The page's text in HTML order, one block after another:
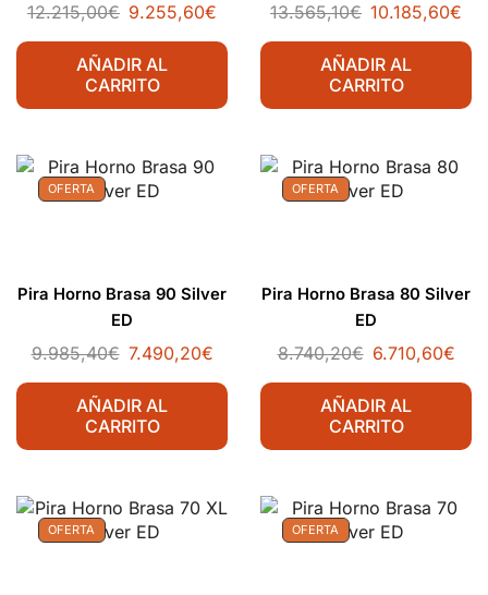
12.215,00€ 9.255,60€
AÑADIR AL
CARRITO
13.565,10€ 10.185,60€
AÑADIR AL
CARRITO
OFERTA
Pira Horno Brasa 90 Silver
ED
9.985,40€ 7.490,20€
AÑADIR AL
CARRITO
OFERTA
Pira Horno Brasa 80 Silver
ED
8.740,20€ 6.710,60€
AÑADIR AL
CARRITO
OFERTA OFERTA